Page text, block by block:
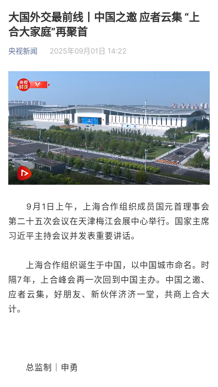
大国外交最前线丨中国之邀 应者云集 “上
合大家庭”再聚首
央视新闻 2025年09月01日 14:22
9月1日上午，上海合作组织成员国元首理事会
第二十五次会议在天津梅江会展中心举行。国家主席
习近平主持会议并发表重要讲话。
上海合作组织诞生于中国，以中国城市命名。时
隔7年，上合峰会再一次回到中国主办。中国之邀、
应者云集，好朋友、新伙伴济济一堂，共商上合大
计。
总监制｜申勇